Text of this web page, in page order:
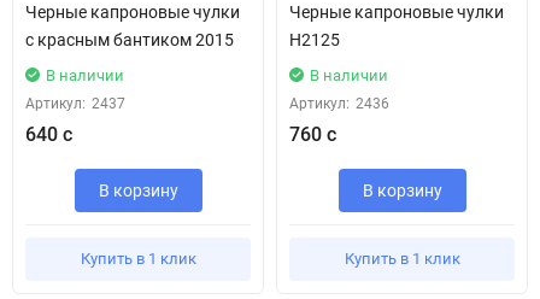
Черные капроновые чулки
с красным бантиком 2015
В наличии
Артикул: 2437
640 с
В корзину
Купить в 1 клик
Черные капроновые чулки
H2125
В наличии
Артикул: 2436
760 с
В корзину
Купить в 1 клик